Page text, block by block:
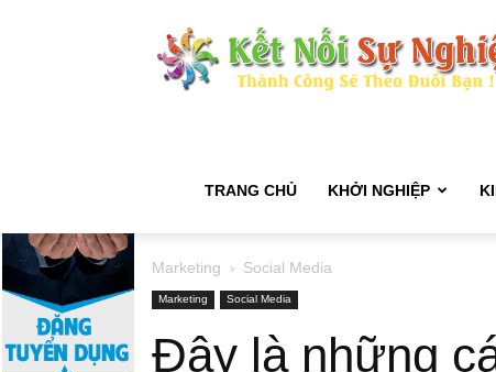
TRANG CHỦ KHỞI NGHIỆP
Marketing Social Media
Marketing Social Media
Đây là những